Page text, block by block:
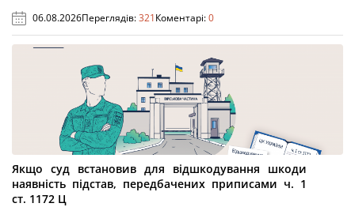
06.08.2026Переглядів:321Коментарі:0
Якщо суд встановив для відшкодування шкоди
наявність підстав, передбачених приписами ч. 1
ст. 1172 Ц